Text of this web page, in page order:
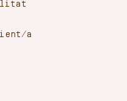
a